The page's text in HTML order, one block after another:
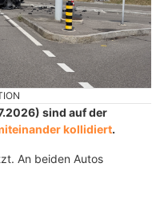
sind auf der
kollidiert.
An beiden Autos